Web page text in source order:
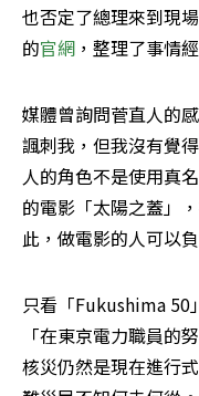
也否定了總理來到現
的官網 ，整理了事情
媒體曾詢問菅直人的
諷刺我，但我沒有覺
人的角色不是使用真
的電影「太陽之蓋」
此，做電影的人可以負
只看「Fukushima 50
「在東京電力職員的
核災仍然是現在進行